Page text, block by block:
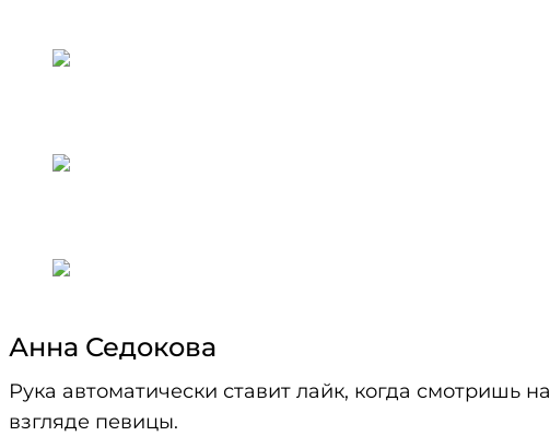
Анна Седокова
Рука автоматически ставит лайк, когда смотришь на
взгляде певицы.